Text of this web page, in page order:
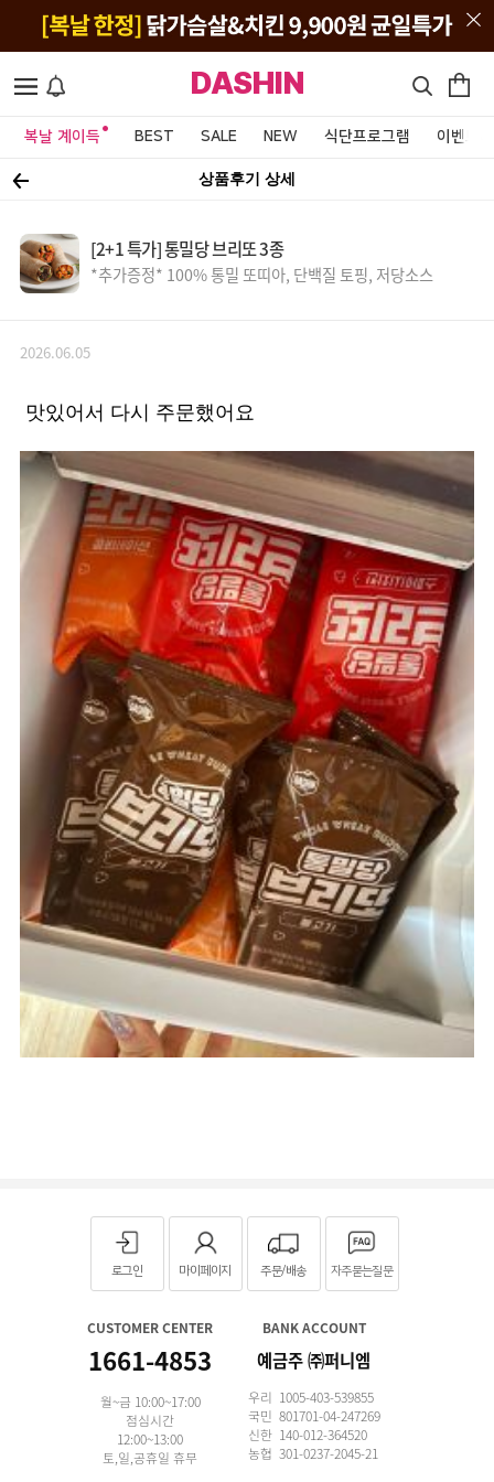
DASHIN
복날 계이득 BEST SALE NEW 식단프로그램 이벤트&
상품후기 상세
[2+1 특가] 통밀당 브리또 3종
*추가증정* 100% 통밀 또띠아, 단백질 토핑, 저당소스
2026.06.05
맛있어서 다시 주문했어요
로그인 마이페이지 주문/배송 자주묻는질문
CUSTOMER CENTER
1661-4853
월~금 10:00~17:00
점심시간
12:00~13:00
토,일,공휴일 휴무
BANK ACCOUNT
예금주 ㈜퍼니엠
우리 1005-403-539855
국민 801701-04-247269
신한 140-012-364520
농협 301-0237-2045-21